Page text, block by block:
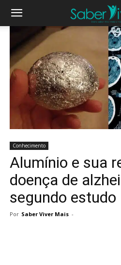
Conhecimento
Alumínio e sua
doença de
segundo estudo
Por Saber Viver Mais -